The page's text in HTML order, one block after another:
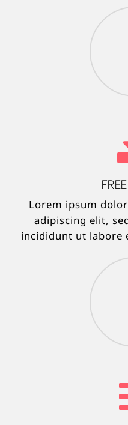
Lorem ipsum
adipiscing elit,
incididunt ut labore